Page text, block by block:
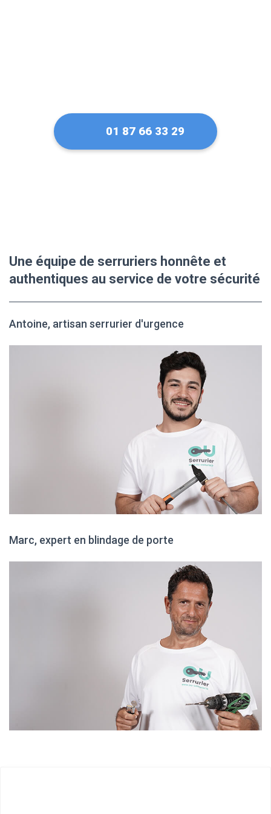
01 87 66 33 29
Une équipe de serruriers honnête et
authentiques au service de votre sécurité
Antoine, artisan serrurier d'urgence
Marc, expert en blindage de porte